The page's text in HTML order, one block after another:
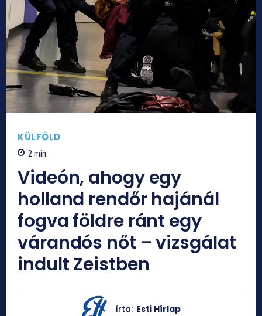
KÜLFÖLD
2min.
Videón, ahogy egy
holland rendőr hajánál
fogva földre ránt egy
várandós nőt – vizsgálat
indult Zeistben
írta: Esti Hírlap